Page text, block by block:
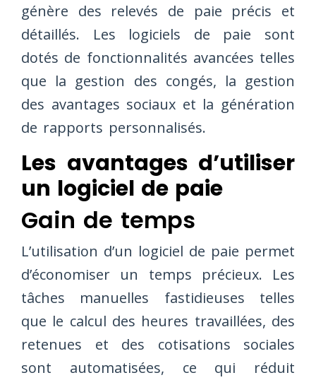
génère des relevés de paie précis et
détaillés. Les logiciels de paie sont
dotés de fonctionnalités avancées telles
que la gestion des congés, la gestion
des avantages sociaux et la génération
de rapports personnalisés.
Les avantages d’utiliser
un logiciel de paie
Gain de temps
L’utilisation d’un logiciel de paie permet
d’économiser un temps précieux. Les
tâches manuelles fastidieuses telles
que le calcul des heures travaillées, des
retenues et des cotisations sociales
sont automatisées, ce qui réduit